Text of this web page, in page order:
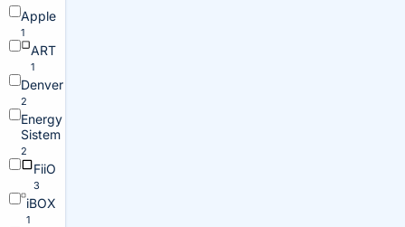
Apple
1
ART
1
Denver
2
Energy
Sistem
2
FiiO
3
iBOX
1